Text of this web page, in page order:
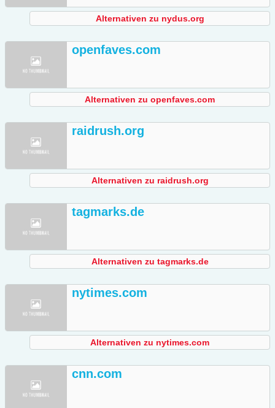
Alternativen zu nydus.org
openfaves.com
Alternativen zu openfaves.com
raidrush.org
Alternativen zu raidrush.org
tagmarks.de
Alternativen zu tagmarks.de
nytimes.com
Alternativen zu nytimes.com
cnn.com